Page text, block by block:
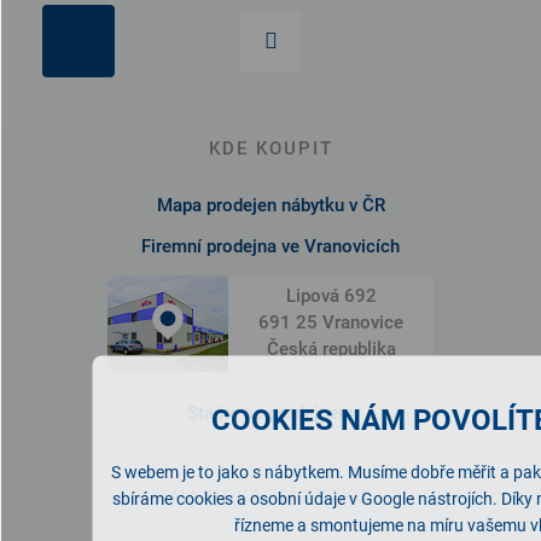
COOKIES NÁM
S webem je to jako s nábytkem. Musíme dobře měřit a
sbíráme cookies a osobní údaje v Google nástrojích. Díky
řízneme a smontujeme na míru vašemu
KDE KOUPIT
Mapa prodejen nábytku v ČR
Firemní prodejna ve Vranovicích
Lipová 692
691 25 Vranovice
Česká republika
Staňte se prodejcem
NABÍDKA NÁBYTKU